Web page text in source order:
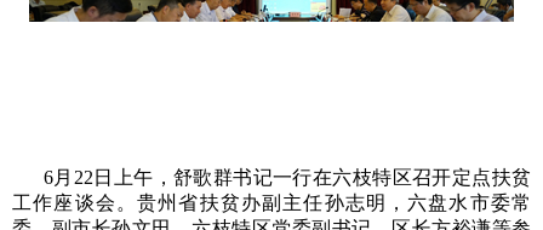
6月22日上午，舒歌群书记一行在六枝特区召开定点扶贫
工作座谈会。贵州省扶贫办副主任孙志明，六盘水市委常